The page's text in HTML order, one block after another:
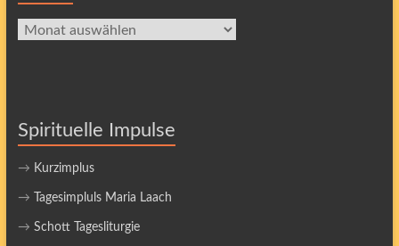
Archiv
Spirituelle Impulse
→ Kurzimplus
→ Tagesimpluls Maria Laach
→ Schott Tagesliturgie